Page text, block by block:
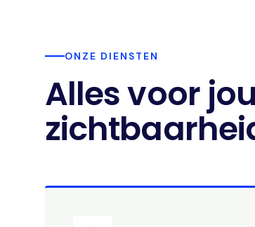
ONZE DIENSTEN
Alles voor